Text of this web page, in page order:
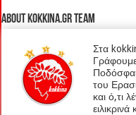
About kokkina.gr TEAM
Στα
του
και ό,τι